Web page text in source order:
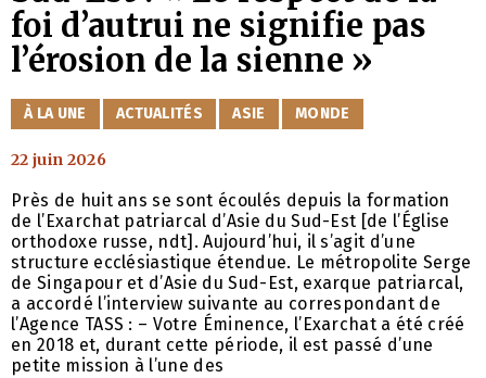
foi d’autrui ne signifie pas
l’érosion de la sienne »
CATÉGORIES
À LA UNE ACTUALITÉS ASIE MONDE
22 juin 2026
Près de huit ans se sont écoulés depuis la formation
de l’Exarchat patriarcal d’Asie du Sud-Est [de l’Église
orthodoxe russe, ndt]. Aujourd’hui, il s’agit d’une
structure ecclésiastique étendue. Le métropolite Serge
de Singapour et d’Asie du Sud-Est, exarque patriarcal,
a accordé l’interview suivante au correspondant de
l’Agence TASS : – Votre Éminence, l’Exarchat a été créé
en 2018 et, durant cette période, il est passé d’une
petite mission à l’une des